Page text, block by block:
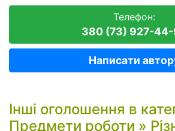
Телефон:
380 (73) 927-
Написати
Інші оголошення в
Предмети роботи »